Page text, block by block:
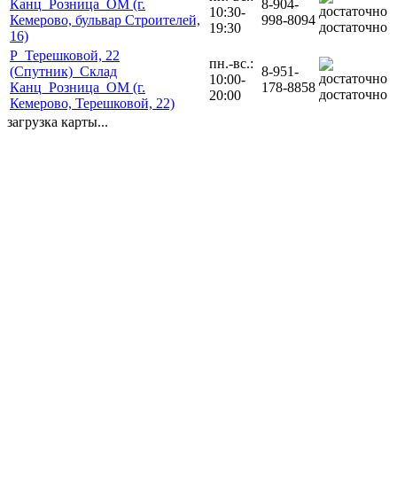
Канц_Розница_ОМ (г.
Кемерово, бульвар Строителей,
16)
10:30-
19:30
8-904-
998-8094 достаточно
Р_Терешковой, 22
(Спутник)_Склад
Канц_Розница_ОМ (г.
Кемерово, Терешковой, 22)
пн.-вс.:
10:00-
20:00
8-951-
178-8858 достаточно
загрузка карты...